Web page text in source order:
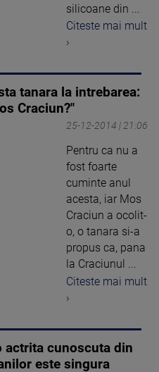
silicoane din ...
Citeste mai mult
›
tanara la intrebarea:
Craciun?"
25-12-2014 | 21:06
Pentru ca nu a
fost foarte
cuminte anul
acesta, iar Mos
Craciun a ocolit-
o, o tanara si-a
propus ca, pana
la Craciunul ...
Citeste mai mult
›
actrita cunoscuta din
este singura